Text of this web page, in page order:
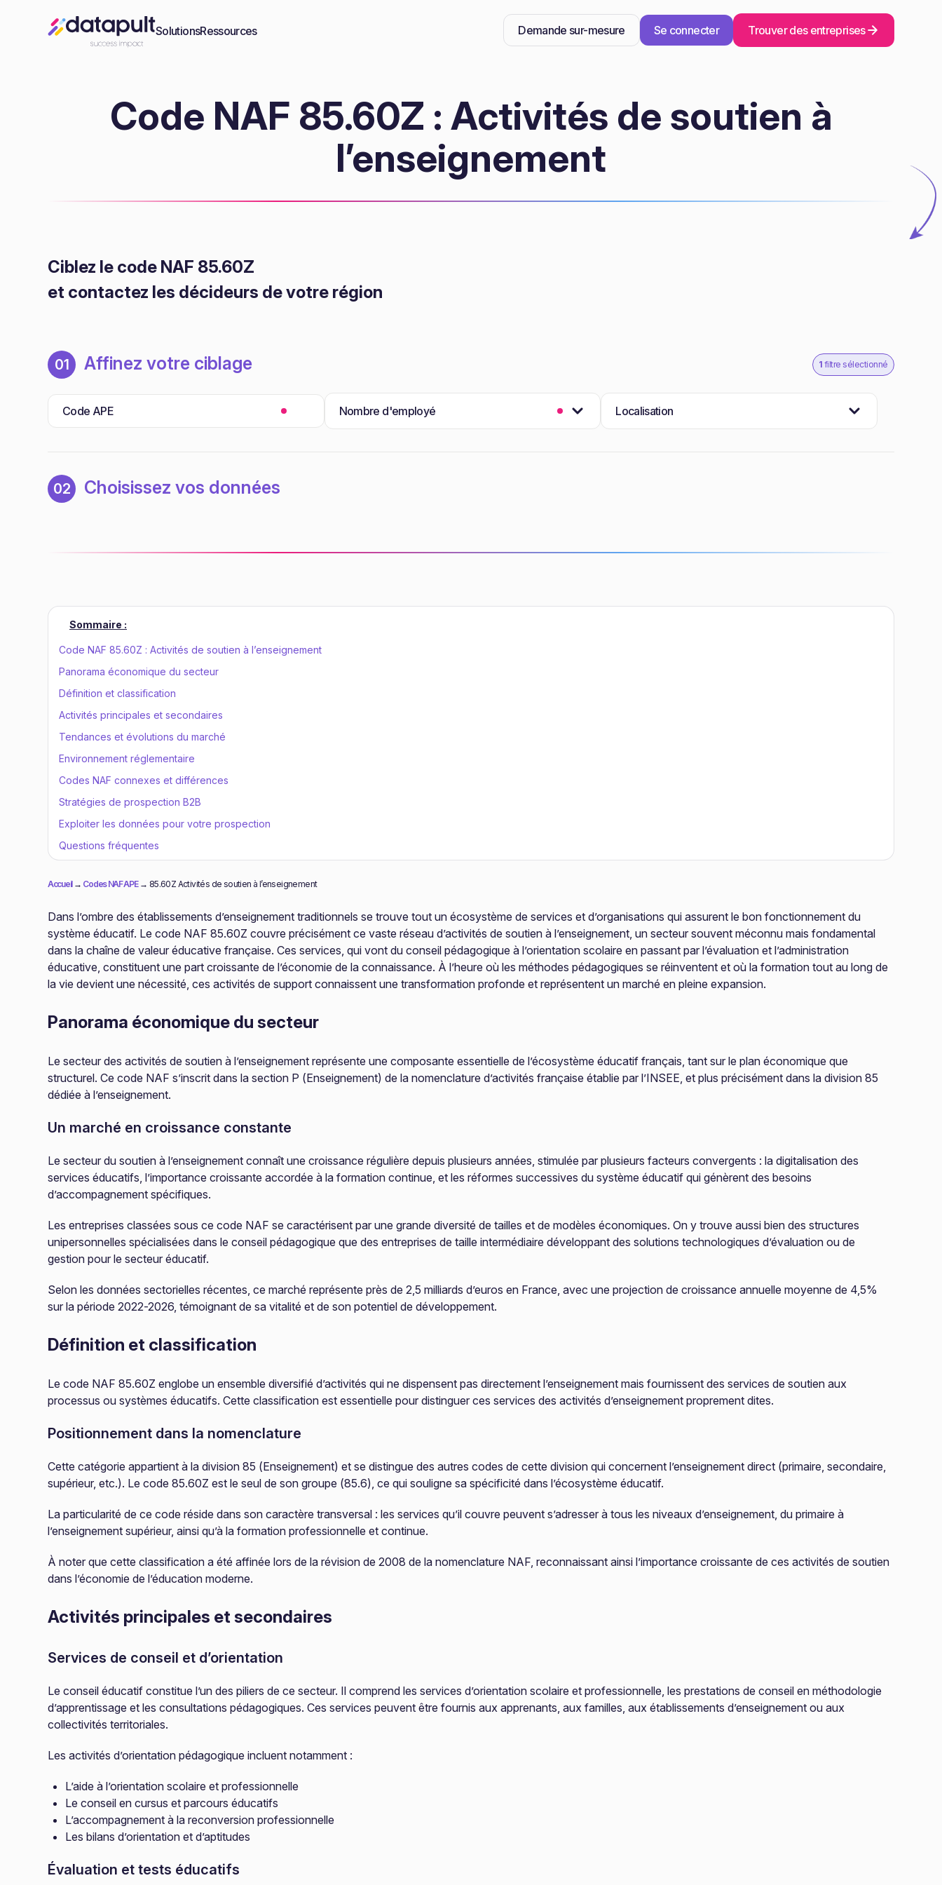
SolutionsRessources Demande sur-mesure Se connecter Trouver des entreprises
Code NAF 85.60Z : Activités de soutien à
l’enseignement
Ciblez le code NAF 85.60Z
et contactez les décideurs de votre région
01 Affinez votre ciblage 1 filtre sélectionné
Code APE Nombre d'employé Localisation
02 Choisissez vos données
Sommaire :
Code NAF 85.60Z : Activités de soutien à l’enseignement
Panorama économique du secteur
Définition et classification
Activités principales et secondaires
Tendances et évolutions du marché
Environnement réglementaire
Codes NAF connexes et différences
Stratégies de prospection B2B
Exploiter les données pour votre prospection
Questions fréquentes
Accueil→ Codes NAF APE→ 85.60Z Activités de soutien à l’enseignement
Dans l’ombre des établissements d’enseignement traditionnels se trouve tout un écosystème de services et d’organisations qui assurent le bon fonctionnement du
système éducatif. Le code NAF 85.60Z couvre précisément ce vaste réseau d’activités de soutien à l’enseignement, un secteur souvent méconnu mais fondamental
dans la chaîne de valeur éducative française. Ces services, qui vont du conseil pédagogique à l’orientation scolaire en passant par l’évaluation et l’administration
éducative, constituent une part croissante de l’économie de la connaissance. À l’heure où les méthodes pédagogiques se réinventent et où la formation tout au long de
la vie devient une nécessité, ces activités de support connaissent une transformation profonde et représentent un marché en pleine expansion.
Panorama économique du secteur
Le secteur des activités de soutien à l’enseignement représente une composante essentielle de l’écosystème éducatif français, tant sur le plan économique que
structurel. Ce code NAF s’inscrit dans la section P (Enseignement) de la nomenclature d’activités française établie par l’INSEE, et plus précisément dans la division 85
dédiée à l’enseignement.
Un marché en croissance constante
Le secteur du soutien à l’enseignement connaît une croissance régulière depuis plusieurs années, stimulée par plusieurs facteurs convergents : la digitalisation des
services éducatifs, l’importance croissante accordée à la formation continue, et les réformes successives du système éducatif qui génèrent des besoins
d’accompagnement spécifiques.
Les entreprises classées sous ce code NAF se caractérisent par une grande diversité de tailles et de modèles économiques. On y trouve aussi bien des structures
unipersonnelles spécialisées dans le conseil pédagogique que des entreprises de taille intermédiaire développant des solutions technologiques d’évaluation ou de
gestion pour le secteur éducatif.
Selon les données sectorielles récentes, ce marché représente près de 2,5 milliards d’euros en France, avec une projection de croissance annuelle moyenne de 4,5%
sur la période 2022-2026, témoignant de sa vitalité et de son potentiel de développement.
Définition et classification
Le code NAF 85.60Z englobe un ensemble diversifié d’activités qui ne dispensent pas directement l’enseignement mais fournissent des services de soutien aux
processus ou systèmes éducatifs. Cette classification est essentielle pour distinguer ces services des activités d’enseignement proprement dites.
Positionnement dans la nomenclature
Cette catégorie appartient à la division 85 (Enseignement) et se distingue des autres codes de cette division qui concernent l’enseignement direct (primaire, secondaire,
supérieur, etc.). Le code 85.60Z est le seul de son groupe (85.6), ce qui souligne sa spécificité dans l’écosystème éducatif.
La particularité de ce code réside dans son caractère transversal : les services qu’il couvre peuvent s’adresser à tous les niveaux d’enseignement, du primaire à
l’enseignement supérieur, ainsi qu’à la formation professionnelle et continue.
À noter que cette classification a été affinée lors de la révision de 2008 de la nomenclature NAF, reconnaissant ainsi l’importance croissante de ces activités de soutien
dans l’économie de l’éducation moderne.
Activités principales et secondaires
Services de conseil et d’orientation
Le conseil éducatif constitue l’un des piliers de ce secteur. Il comprend les services d’orientation scolaire et professionnelle, les prestations de conseil en méthodologie
d’apprentissage et les consultations pédagogiques. Ces services peuvent être fournis aux apprenants, aux familles, aux établissements d’enseignement ou aux
collectivités territoriales.
Les activités d’orientation pédagogique incluent notamment :
L’aide à l’orientation scolaire et professionnelle
Le conseil en cursus et parcours éducatifs
L’accompagnement à la reconversion professionnelle
Les bilans d’orientation et d’aptitudes
Évaluation et tests éducatifs